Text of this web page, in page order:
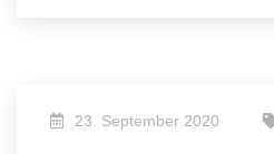
23. September 2020